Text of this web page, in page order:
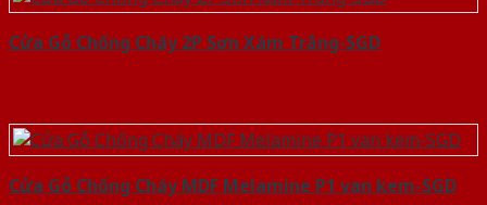
Cửa Gỗ Chống Cháy 2P Sơn Xám Trắng-SGD
Cửa Gỗ Chống Cháy MDF Melamine P1 van kem-SGD